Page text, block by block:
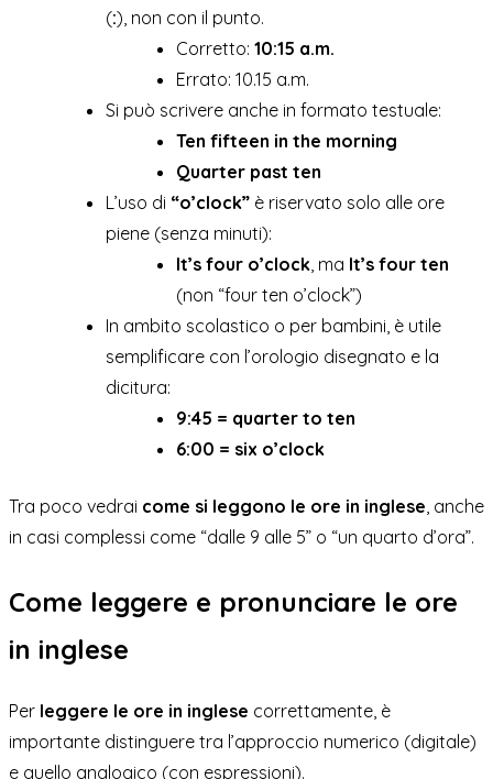
(:), non con il punto.
Corretto: 10:15 a.m.
Errato: 10.15 a.m.
Si può scrivere anche in formato testuale:
Ten fifteen in the morning
Quarter past ten
L’uso di “o’clock” è riservato solo alle ore
piene (senza minuti):
It’s four o’clock, ma It’s four ten
(non “four ten o’clock”)
In ambito scolastico o per bambini, è utile
semplificare con l’orologio disegnato e la
dicitura:
9:45 = quarter to ten
6:00 = six o’clock
Tra poco vedrai come si leggono le ore in inglese, anche
in casi complessi come “dalle 9 alle 5” o “un quarto d’ora”.
Come leggere e pronunciare le ore
in inglese
Per leggere le ore in inglese correttamente, è
importante distinguere tra l’approccio numerico (digitale)
e quello analogico (con espressioni).